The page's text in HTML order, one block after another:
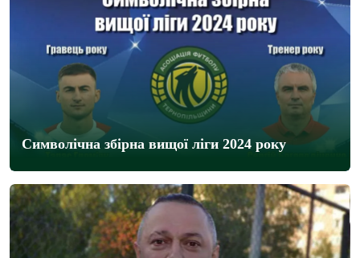
Cимволічна збірна вищої ліги 2024 року